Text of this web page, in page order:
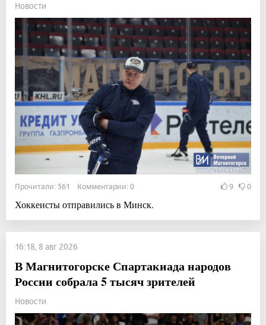
Новости
Прочитали: 561 Комментарии: 0 9 0
Хоккеисты отправились в Минск.
16:18, 8 авг 2026
В Магнитогорске Спартакиада народов
России собрала 5 тысяч зрителей
Новости